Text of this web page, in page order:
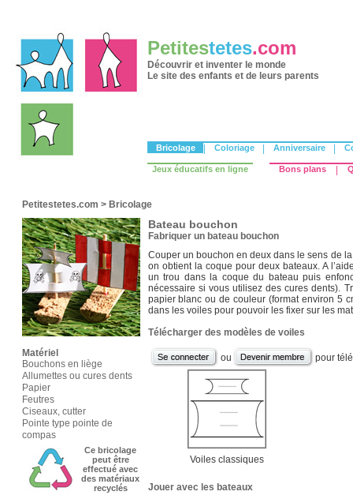
Petitestetes.com
Découvrir et inventer le monde
Le site des enfants et de leurs parents
Bricolage Coloriage Anniversaire
Jeux éducatifs en ligne Bons plans
Petitestetes.com > Bricolage
Matériel
Bouchons en liège
Allumettes ou cures dents
Papier
Feutres
Ciseaux, cutter
Pointe type pointe de
compas
Ce bricolage
peut être
effectué avec
des matériaux
recyclés
Bateau bouchon
Fabriquer un bateau bouchon
Couper un bouchon en deux dans le sens de
on obtient la coque pour deux bateaux. A
un trou dans la coque du bateau puis
nécessaire si vous utilisez des cures dents).
papier blanc ou de couleur (format environ 5
dans les voiles pour pouvoir les fixer sur les
Télécharger des modèles de voiles
ou pour
Voiles classiques
Jouer avec les bateaux